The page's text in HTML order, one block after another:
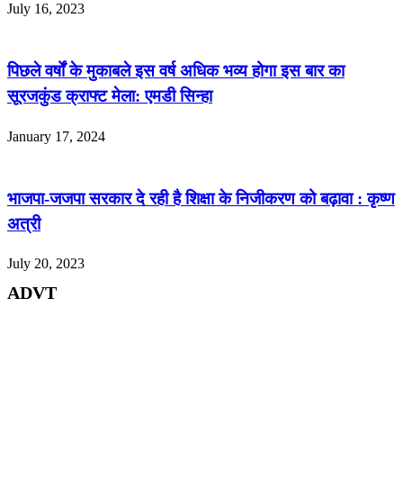
July 16, 2023
पिछले वर्षों के मुकाबले इस वर्ष अधिक भव्य होगा इस बार का
सूरजकुंड क्राफ्ट मेला: एमडी सिन्हा
January 17, 2024
भाजपा-जजपा सरकार दे रही है शिक्षा के निजीकरण को बढ़ावा : कृष्ण
अत्री
July 20, 2023
ADVT